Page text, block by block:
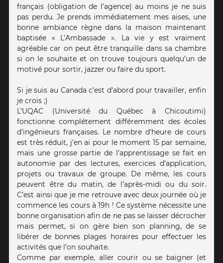
français (obligation de l’agence) au moins je ne suis
pas perdu. Je prends immédiatement mes aises, une
bonne ambiance règne dans la maison maintenant
baptisée « L’Ambassade ». La vie y est vraiment
agréable car on peut être tranquille dans sa chambre
si on le souhaite et on trouve toujours quelqu’un de
motivé pour sortir, jazzer ou faire du sport.
Si je suis au Canada c’est d’abord pour travailler, enfin
je crois ;)
L’UQAC (Université du Québec à Chicoutimi)
fonctionne complétement différemment des écoles
d’ingénieurs françaises. Le nombre d’heure de cours
est très réduit, j’en ai pour le moment 15 par semaine,
mais une grosse partie de l’apprentissage se fait en
autonomie par des lectures, exercices d’application,
projets ou travaux de groupe. De même, les cours
peuvent être du matin, de l’après-midi ou du soir.
C’est ainsi que je me retrouve avec deux journée où je
commence les cours à 19h ! Ce système nécessite une
bonne organisation afin de ne pas se laisser décrocher
mais permet, si on gère bien son planning, de se
libérer de bonnes plages horaires pour effectuer les
activités que l’on souhaite.
Comme par exemple, aller courir ou se baigner (et